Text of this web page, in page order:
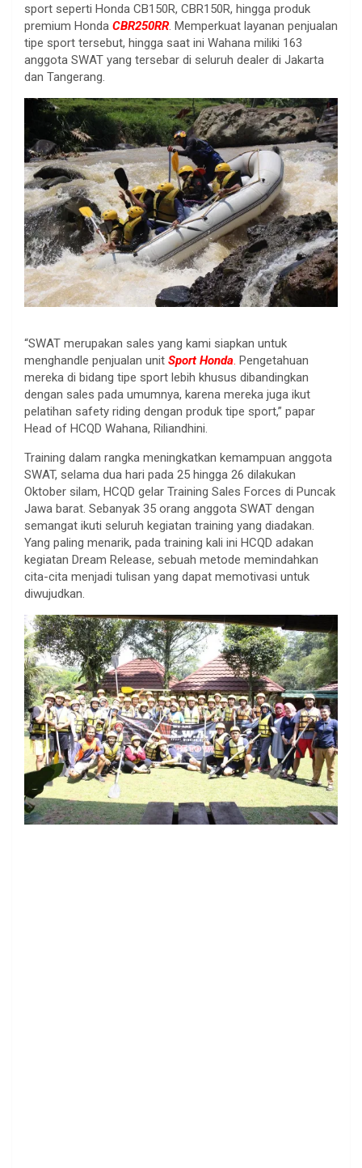
sport seperti Honda CB150R, CBR150R, hingga produk
premium Honda CBR250RR. Memperkuat layanan penjualan
tipe sport tersebut, hingga saat ini Wahana miliki 163
anggota SWAT yang tersebar di seluruh dealer di Jakarta
dan Tangerang.
“SWAT merupakan sales yang kami siapkan untuk
menghandle penjualan unit Sport Honda. Pengetahuan
mereka di bidang tipe sport lebih khusus dibandingkan
dengan sales pada umumnya, karena mereka juga ikut
pelatihan safety riding dengan produk tipe sport,” papar
Head of HCQD Wahana, Riliandhini.
Training dalam rangka meningkatkan kemampuan anggota
SWAT, selama dua hari pada 25 hingga 26 dilakukan
Oktober silam, HCQD gelar Training Sales Forces di Puncak
Jawa barat. Sebanyak 35 orang anggota SWAT dengan
semangat ikuti seluruh kegiatan training yang diadakan.
Yang paling menarik, pada training kali ini HCQD adakan
kegiatan Dream Release, sebuah metode memindahkan
cita-cita menjadi tulisan yang dapat memotivasi untuk
diwujudkan.